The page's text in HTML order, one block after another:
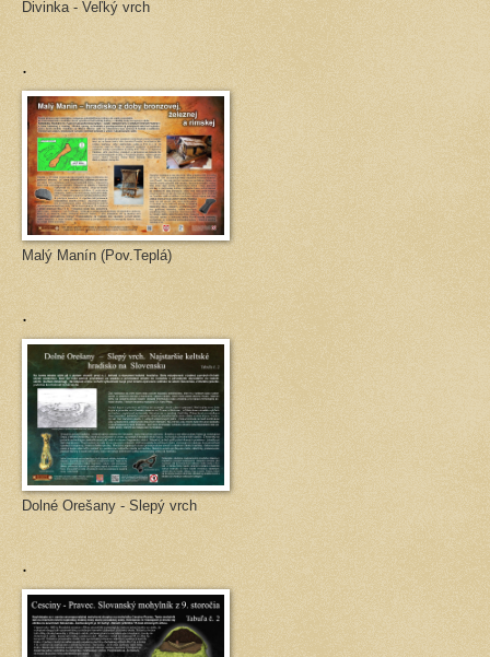
Divinka - Veľký vrch
.
Malý Manín (Pov.Teplá)
.
Dolné Orešany - Slepý vrch
.